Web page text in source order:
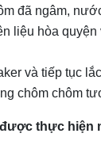
đã ngâm,
liệu hòa quyện
và tiếp tục
chôm chôm
thực hiện